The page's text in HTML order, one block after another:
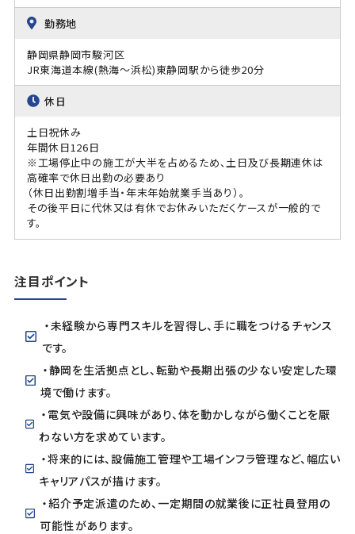
勤務地
静岡県静岡市駿河区
JR東海道本線(熱海～浜松)東静岡駅から徒歩20分
休日
土日祝休み
年間休日126日
※工場停止中の施工が大半を占めるため、土日及び長期連休は
高確率で休日出勤の必要あり
（休日出勤割増手当・年末年始就業手当あり）。
その後平日に代休又は有休でお休みいただくケースが一般的で
す。
注目ポイント
・未経験から専門スキルを習得し、手に職をつけるチャンス
です。
・静岡を生活拠点とし、転勤や長期出張の少ない安定した環
境で働けます。
・電気や設備に興味があり、体を動かしながら働くことを厭
わない方を求めています。
・将来的には、設備施工管理や工場インフラ管理など、幅広い
キャリアパスが描けます。
・紹介予定派遣のため、一定期間の就業後に正社員登用の
可能性があります。